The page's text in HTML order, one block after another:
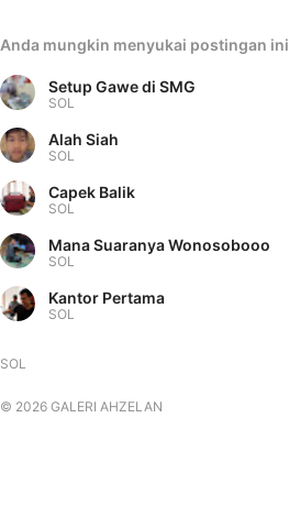
Anda mungkin menyukai postingan ini
Setup Gawe di SMG
SOL
Alah Siah
SOL
Capek Balik
SOL
Mana Suaranya Wonosobooo
SOL
Kantor Pertama
SOL
SOL
© 2026GALERI AHZELAN